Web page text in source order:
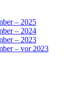
– 2025
– 2024
– 2023
– vor 2023